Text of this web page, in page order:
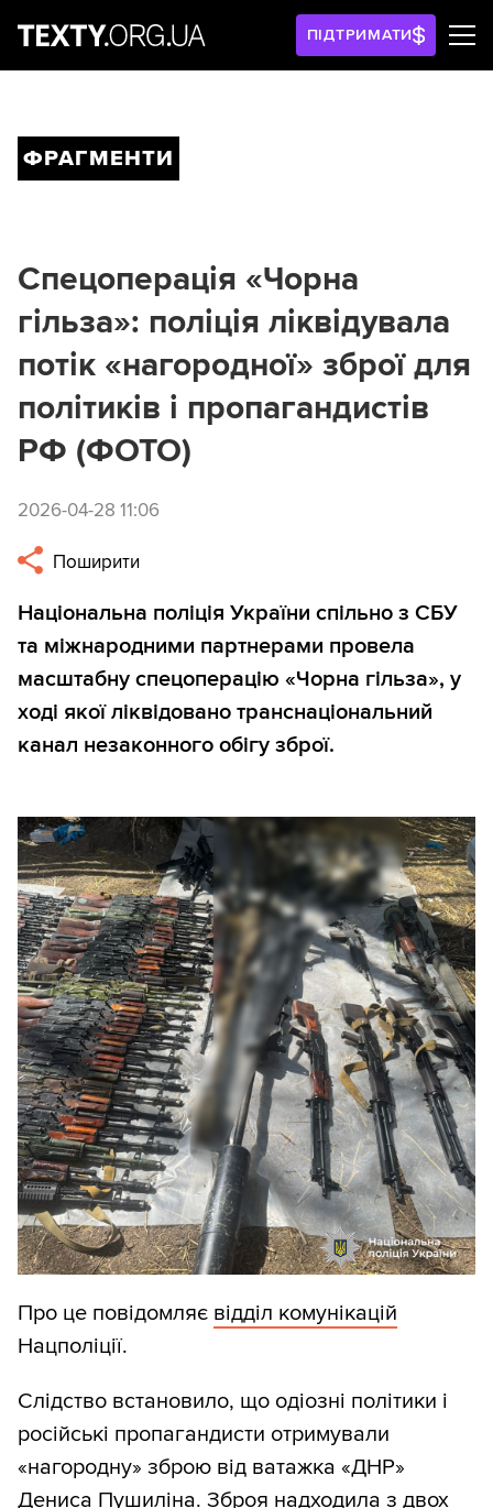
ПІДТРИМАТИ
ФРАГМЕНТИ
Спецоперація «Чорна
гільза»: поліція ліквідувала
потік «нагородної» зброї для
політиків і пропагандистів
РФ (ФОТО)
2026-04-28 11:06
Поширити
Національна поліція України спільно з СБУ
та міжнародними партнерами провела
масштабну спецоперацію «Чорна гільза», у
ході якої ліквідовано транснаціональний
канал незаконного обігу зброї.
Про це повідомляє відділ комунікацій
Нацполіції.
Слідство встановило, що одіозні політики і
російські пропагандисти отримували
«нагородну» зброю від ватажка «ДНР»
Дениса Пушиліна. Зброя надходила з двох